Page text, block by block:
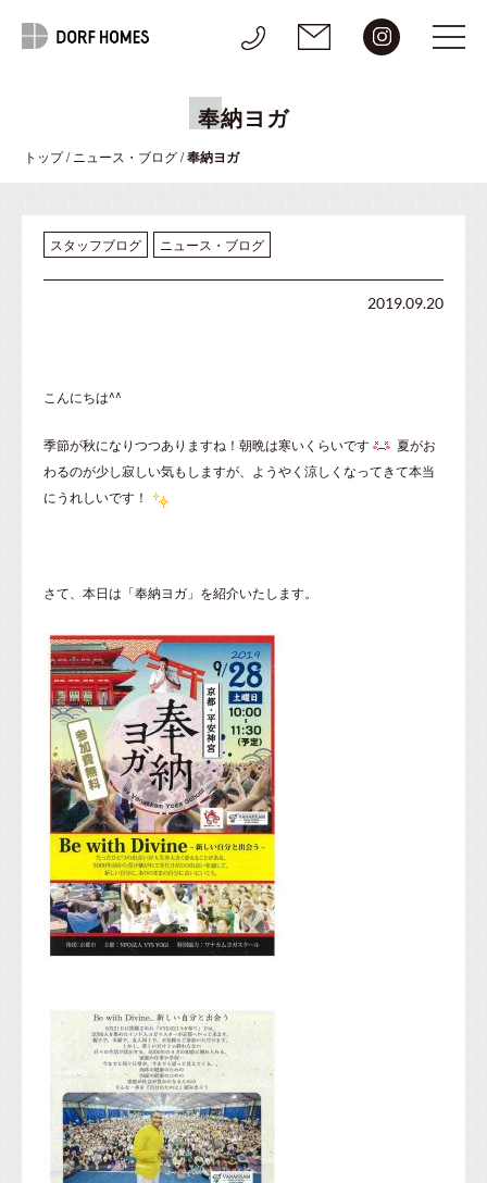
奉納ヨガ
トップ/ ニュース・ブログ/奉納ヨガ
スタッフブログ ニュース・ブログ
2019.09.20
こんにちは^^
季節が秋になりつつありますね！朝晩は寒いくらいです
夏がお
わるのが少し寂しい気もしますが、ようやく涼しくなってきて本当
にうれしいです！
さて、本日は「奉納ヨガ」を紹介いたします。